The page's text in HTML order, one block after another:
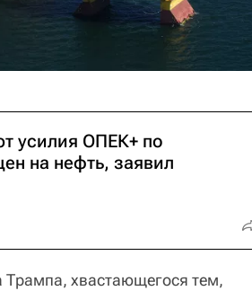
усилия ОПЕК+ по
на нефть, заявил
Трампа, хвастающегося тем,